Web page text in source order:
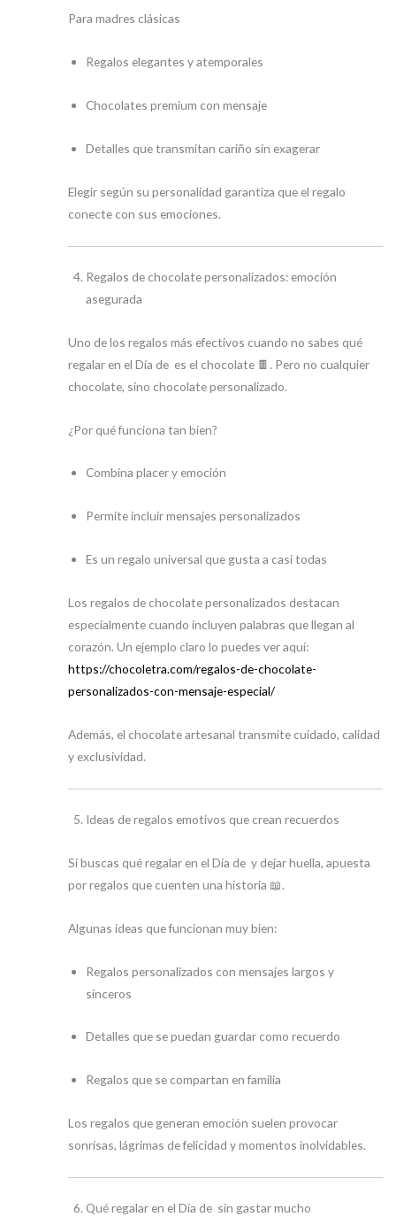
Para madres clásicas
Regalos elegantes y atemporales
Chocolates premium con mensaje
Detalles que transmitan cariño sin exagerar
Elegir según su personalidad garantiza que el regalo
conecte con sus emociones.
Regalos de chocolate personalizados: emoción
asegurada
Uno de los regalos más efectivos cuando no sabes qué
regalar en el Día de es el chocolate 🍫. Pero no cualquier
chocolate, sino chocolate personalizado.
¿Por qué funciona tan bien?
Combina placer y emoción
Permite incluir mensajes personalizados
Es un regalo universal que gusta a casi todas
Los regalos de chocolate personalizados destacan
especialmente cuando incluyen palabras que llegan al
corazón. Un ejemplo claro lo puedes ver aquí:
https://chocoletra.com/regalos-de-chocolate-
personalizados-con-mensaje-especial/
Además, el chocolate artesanal transmite cuidado, calidad
y exclusividad.
Ideas de regalos emotivos que crean recuerdos
Si buscas qué regalar en el Día de y dejar huella, apuesta
por regalos que cuenten una historia 📖.
Algunas ideas que funcionan muy bien:
Regalos personalizados con mensajes largos y
sinceros
Detalles que se puedan guardar como recuerdo
Regalos que se compartan en familia
Los regalos que generan emoción suelen provocar
sonrisas, lágrimas de felicidad y momentos inolvidables.
Qué regalar en el Día de sin gastar mucho